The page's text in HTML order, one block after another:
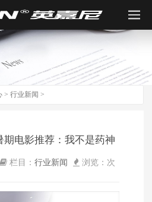
> 行业新闻 >
期电影推荐：我不是药神
栏目： 行业新闻 浏览： 次